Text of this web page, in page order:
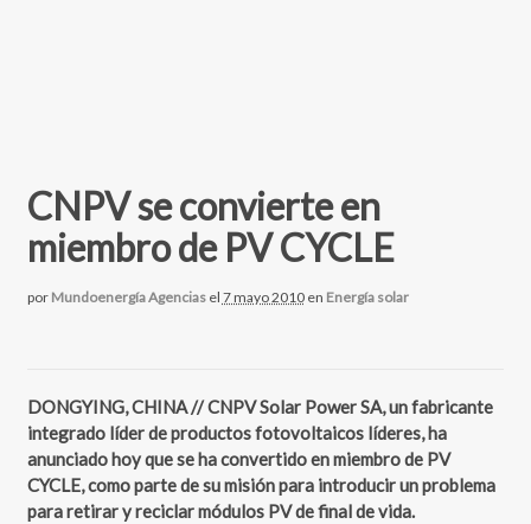
CNPV se convierte en
miembro de PV CYCLE
por Mundoenergía Agencias el 7 mayo 2010 en Energía solar
DONGYING, CHINA // CNPV Solar Power SA, un fabricante
integrado líder de productos fotovoltaicos líderes, ha
anunciado hoy que se ha convertido en miembro de PV
CYCLE, como parte de su misión para introducir un problema
para retirar y reciclar módulos PV de final de vida.